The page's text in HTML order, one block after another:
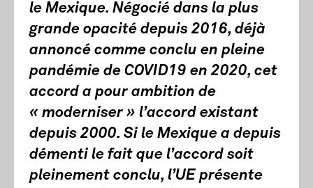
le Mexique. Négocié dans la plus
grande opacité depuis 2016, déjà
annoncé comme conclu en pleine
pandémie de COVID19 en 2020, cet
accord a pour ambition de
« moderniser » l’accord existant
depuis 2000. Si le Mexique a depuis
démenti le fait que l’accord soit
pleinement conclu, l’UE présente